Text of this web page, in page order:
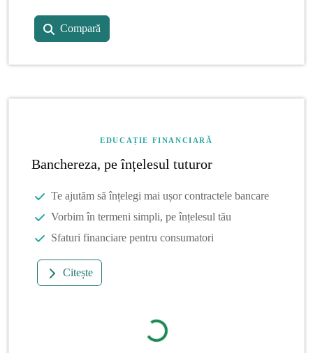
Compară
EDUCAȚIE FINANCIARĂ
Banchereza, pe înțelesul tuturor
Te ajutăm să înțelegi mai ușor contractele bancare
Vorbim în termeni simpli, pe înțelesul tău
Sfaturi financiare pentru consumatori
Citește